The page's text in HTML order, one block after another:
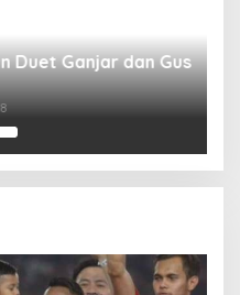
Duet Ganjar dan Gus